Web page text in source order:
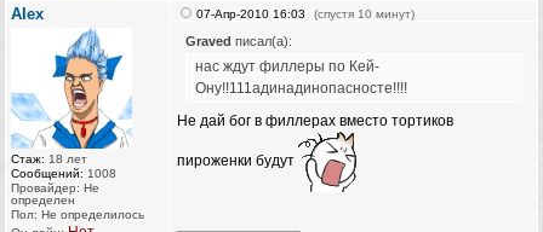
AIex
Стаж: 18 лет
Сообщений: 1008
Провайдер: Не
определен
Пол: Не определилось
07-Апр-2010 16:03 (спустя 10 минут)
Graved писал(а):
нас ждут филлеры по Кей-
Ону!!111адинадинопасносте!!!!
Не дай бог в филлерах вместо тортиков
пироженки будут